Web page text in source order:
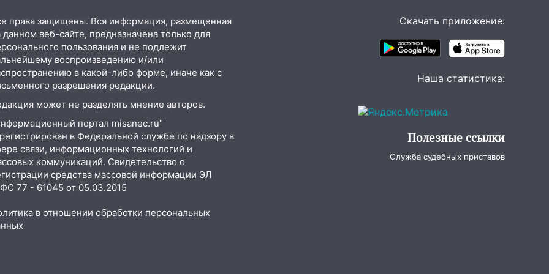
права защищены. Вся информация, размещенная
данном веб-сайте, предназначена только для
пользования и не подлежит
воспроизведению и/или
в какой-либо форме, иначе как с
разрешения редакции.
может не разделять мнение авторов.
портал misanec.ru"
в Федеральной службе по надзору в
связи, информационных технологий и
коммуникаций. Свидетельство о
средства массовой информации ЭЛ
77 - 61045 от 05.03.2015
в отношении обработки персональных
Скачать приложение:
Наша статистика:
Полезные ссылки
Служба судебных приставов